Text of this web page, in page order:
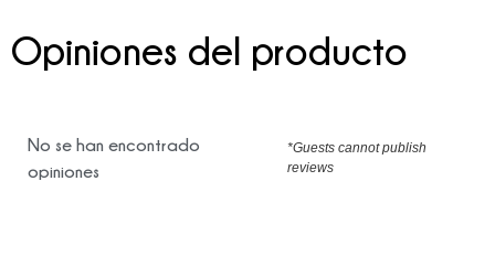
Opiniones del producto
No se han encontrado
opiniones
*Guests cannot publish
reviews